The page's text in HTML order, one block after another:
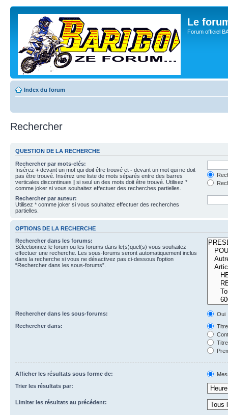
Le
Forum officiel
Index du forum
Rechercher
QUESTION DE LA RECHERCHE
Rechercher par mots-clés:
Insérez + devant un mot qui doit être trouvé et - devant un mot qui ne doit
pas être trouvé. Insérez une liste de mots séparés entre des barres
verticales discontinues | si seul un des mots doit être trouvé. Utilisez *
comme joker si vous souhaitez effectuer des recherches partielles.
Rechercher par auteur:
Utilisez * comme joker si vous souhaitez effectuer des recherches
partielles.
OPTIONS DE LA RECHERCHE
Rechercher dans les forums:
Sélectionnez le forum ou les forums dans le(s)quel(s) vous souhaitez
effectuer une recherche. Les sous-forums seront automatiquement inclus
dans la recherche si vous ne désactivez pas ci-dessous l’option
“Rechercher dans les sous-forums”.
Rechercher dans les sous-forums:
Oui
Rechercher dans:
Afficher les résultats sous forme de:
Trier les résultats par:
Limiter les résultats au précédent: